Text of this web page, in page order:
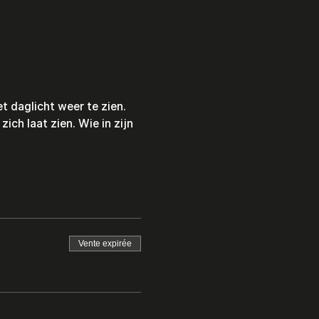
daglicht weer te zien.
laat zien. Wie in zijn
Vente expirée